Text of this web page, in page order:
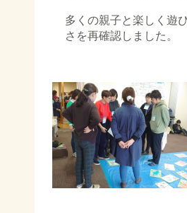
多くの親子と楽しく遊
さを再確認しました。